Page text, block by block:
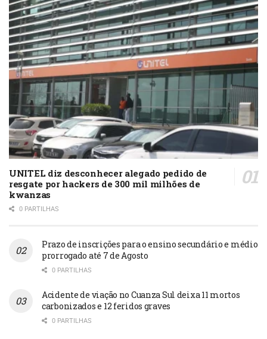
UNITEL diz desconhecer alegado pedido de
resgate por hackers de 300 mil milhões de
kwanzas
0 PARTILHAS
Prazo de inscrições para o ensino secundário e médio
prorrogado até 7 de Agosto
0 PARTILHAS
Acidente de viação no Cuanza Sul deixa 11 mortos
carbonizados e 12 feridos graves
0 PARTILHAS